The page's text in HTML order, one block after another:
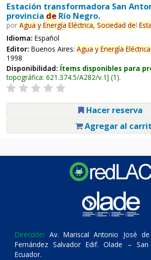
Estación transformadora San
provincia deRío Negro.
por Agua y Energía Eléctrica, Sociedad del
Idioma: Español
Editor: Buenos Aires: Agua y Energía
1998
Disponibilidad: Ítems disponibles para
topográfica: 621.374.5/A282/v.1 (1).
Hacer reserva
Agregar al
Dirección: Av. Mariscal Antonio José
Fernández Salvador Edif. Olade –
Ecuador.